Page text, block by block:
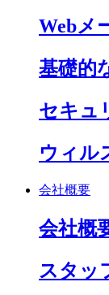
Webメ
基礎的
セキュ
ウィル
会社概要
会社概
スタッ